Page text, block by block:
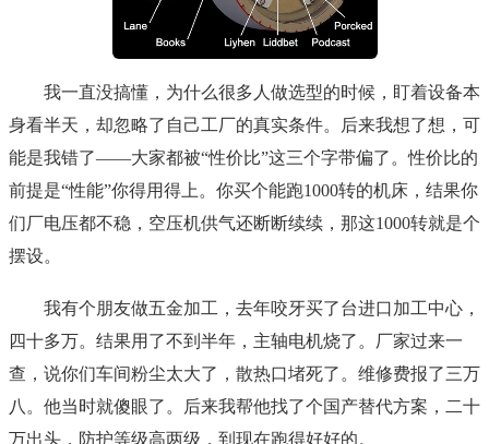
我一直没搞懂，为什么很多人做选型的时候，盯着设备本
身看半天，却忽略了自己工厂的真实条件。后来我想了想，可
能是我错了——大家都被“性价比”这三个字带偏了。性价比的
前提是“性能”你得用得上。你买个能跑1000转的机床，结果你
们厂电压都不稳，空压机供气还断断续续，那这1000转就是个
摆设。
我有个朋友做五金加工，去年咬牙买了台进口加工中心，
四十多万。结果用了不到半年，主轴电机烧了。厂家过来一
查，说你们车间粉尘太大了，散热口堵死了。维修费报了三万
八。他当时就傻眼了。后来我帮他找了个国产替代方案，二十
万出头，防护等级高两级，到现在跑得好好的。